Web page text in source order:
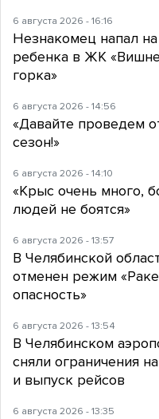
6 августа 2026 - 16:16
Незнакомец напал на
ребенка в ЖК
горка»
6 августа 2026 - 14:56
«Давайте проведем
сезон!»
6 августа 2026 - 14:10
«Крыс очень много,
людей не боятся»
6 августа 2026 - 13:57
В Челябинской
отменен режим
опасность»
6 августа 2026 - 13:54
В Челябинском
сняли ограничения
и выпуск рейсов
6 августа 2026 - 13:35